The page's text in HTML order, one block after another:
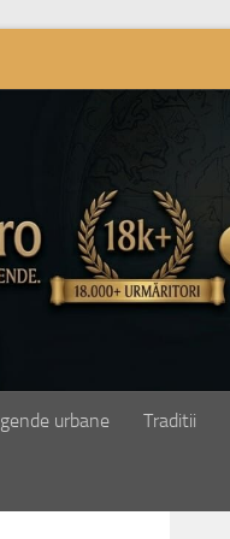
urbane Traditii